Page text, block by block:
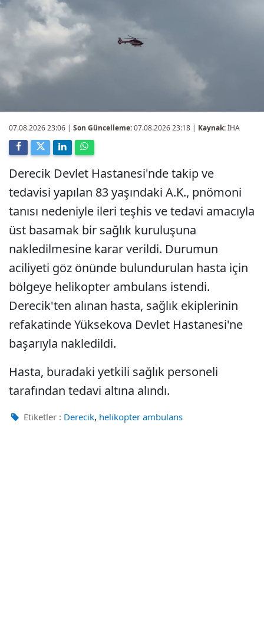
07.08.2026 23:06 | Son Güncelleme:07.08.2026 23:18 | Kaynak:İHA
Derecik Devlet Hastanesi'nde takip ve
tedavisi yapılan 83 yaşındaki A.K., pnömoni
tanısı nedeniyle ileri teşhis ve tedavi amacıyla
üst basamak bir sağlık kuruluşuna
nakledilmesine karar verildi. Durumun
aciliyeti göz önünde bulundurulan hasta için
bölgeye helikopter ambulans istendi.
Derecik'ten alınan hasta, sağlık ekiplerinin
refakatinde Yüksekova Devlet Hastanesi'ne
başarıyla nakledildi.
Hasta, buradaki yetkili sağlık personeli
tarafından tedavi altına alındı.
Etiketler : Derecik, helikopter ambulans